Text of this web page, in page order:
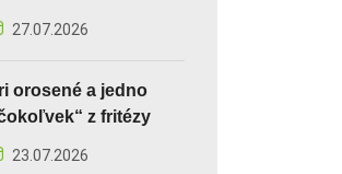
27.07.2026
orosené a jedno
z fritézy
23.07.2026